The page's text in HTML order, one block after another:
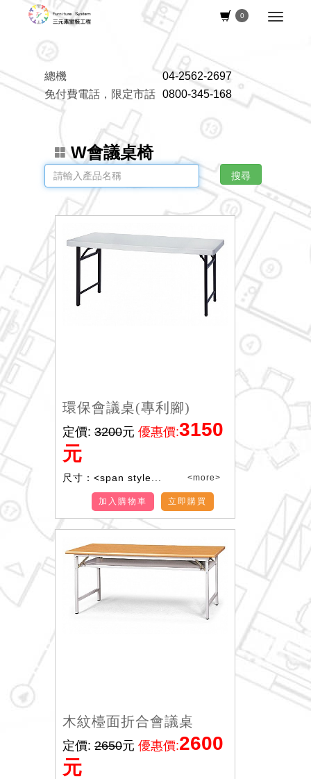
0
總機
04-2562-2697
免付費電話，限定市話 0800-345-168
W會議桌椅
環保會議桌(專利腳)
定價: 3200元 優惠價:3150
元
尺寸：<span style... <more>
立即購買
加入購物車
木紋檯面折合會議桌
定價: 2650元 優惠價:2600
元